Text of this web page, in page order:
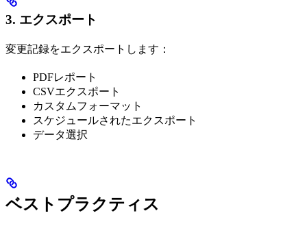
3. エクスポート
変更記録をエクスポートします：
PDFレポート
CSVエクスポート
カスタムフォーマット
スケジュールされたエクスポート
データ選択
ベストプラクティス